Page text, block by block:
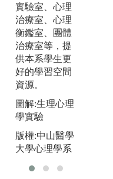
實驗室、心理
治療室、心理
衡鑑室、團體
治療室等，提
供本系學生更
好的學習空間
資源。
圖解:生理心理
學實驗
版權:中山醫學
大學心理學系